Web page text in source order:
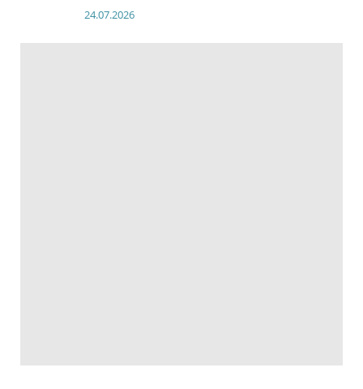
24.07.2026